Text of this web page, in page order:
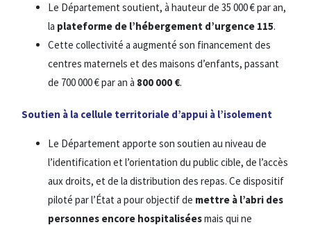
Le Département soutient, à hauteur de 35 000 € par an,
la plateforme de l’hébergement d’urgence 115.
Cette collectivité a augmenté son financement des
centres maternels et des maisons d’enfants, passant
de 700 000 € par an à 800 000 €.
Soutien à la cellule territoriale d’appui à l’isolement
Le Département apporte son soutien au niveau de
l’identification et l’orientation du public cible, de l’accès
aux droits, et de la distribution des repas. Ce dispositif
piloté par l’État a pour objectif de mettre à l’abri des
personnes encore hospitaliséesmais qui ne